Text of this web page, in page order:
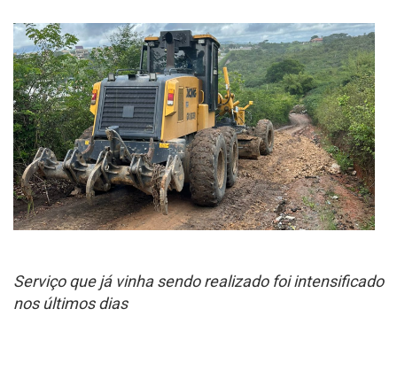
Serviço que já vinha sendo realizado foi intensificado
nos últimos dias